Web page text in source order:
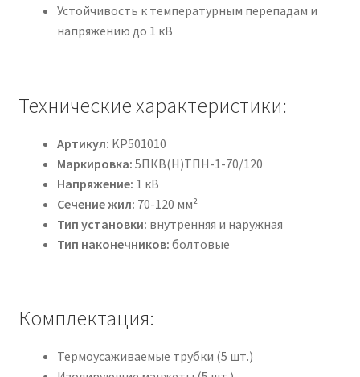
Устойчивость к температурным перепадам и
напряжению до 1 кВ
Технические характеристики:
Артикул: KP501010
Маркировка: 5ПКВ(Н)ТПН-1-70/120
Напряжение: 1 кВ
Сечение жил: 70-120 мм²
Тип установки: внутренняя и наружная
Тип наконечников: болтовые
Комплектация:
Термоусаживаемые трубки (5 шт.)